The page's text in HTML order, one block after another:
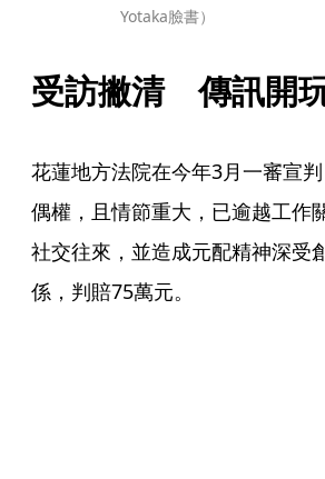
Yotaka臉書）
受訪撇清　傳訊開
花蓮地方法院在今年3月一審宣
偶權，且情節重大，已逾越工作
社交往來，並造成元配精神深受
係，判賠75萬元。